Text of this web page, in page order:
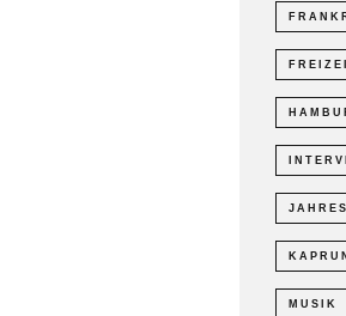
KAPRUN
MUSIK